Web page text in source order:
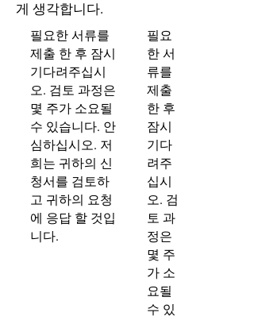
게 생각합니다.
필요한 서류를
제출 한 후 잠시
기다려주십시
오. 검토 과정은
몇 주가 소요될
수 있습니다. 안
심하십시오. 저
희는 귀하의 신
청서를 검토하
고 귀하의 요청
에 응답 할 것입
니다.
필요
한 서
류를
제출
한 후
잠시
기다
려주
십시
오. 검
토 과
정은
몇 주
가 소
요될
수 있